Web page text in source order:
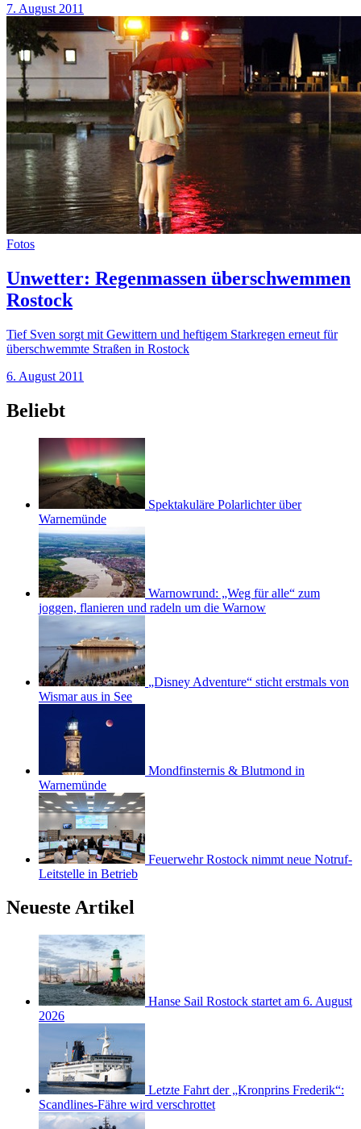
7. August 2011
Fotos
Unwetter: Regenmassen überschwemmen
Rostock
Tief Sven sorgt mit Gewittern und heftigem Starkregen erneut für
überschwemmte Straßen in Rostock
6. August 2011
Beliebt
Spektakuläre Polarlichter über
Warnemünde
Warnowrund: „Weg für alle“ zum
joggen, flanieren und radeln um die Warnow
„Disney Adventure“ sticht erstmals von
Wismar aus in See
Mondfinsternis & Blutmond in
Warnemünde
Feuerwehr Rostock nimmt neue Notruf-
Leitstelle in Betrieb
Neueste Artikel
Hanse Sail Rostock startet am 6. August
2026
Letzte Fahrt der „Kronprins Frederik“:
Scandlines-Fähre wird verschrottet